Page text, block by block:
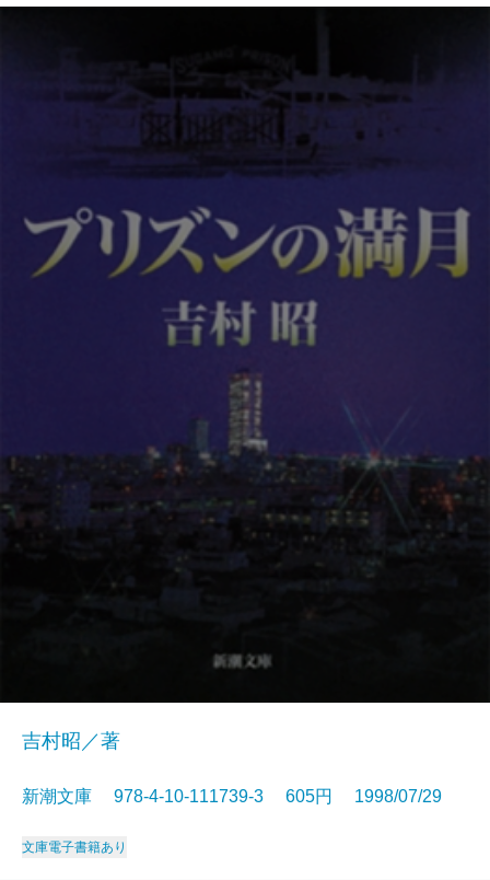
吉村昭／著
新潮文庫 978-4-10-111739-3 605円 1998/07/29
文庫電子書籍あり